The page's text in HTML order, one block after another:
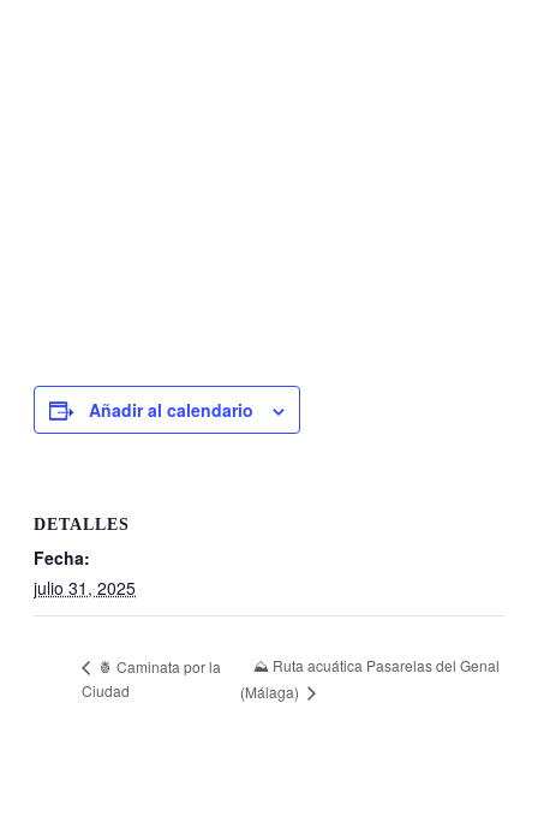
Añadir al calendario
DETALLES
Fecha:
julio 31, 2025
🍍 Caminata por la
Ciudad
⛰ Ruta acuática Pasarelas del Genal
(Málaga)